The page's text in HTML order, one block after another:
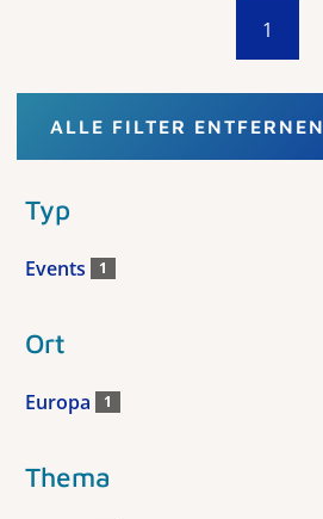
1
ALLE FILTER ENTFERNEN
Typ
Events 1
Ort
Europa 1
Thema